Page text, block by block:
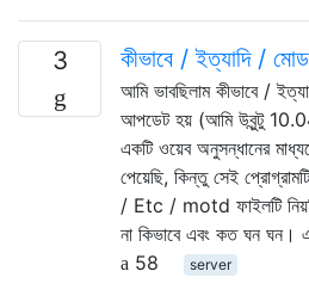
3 কীভাবে / ইত্যাদি /
আমি ভাবছিলাম কীভাবে /
আপডেট হয় (আমি উবুন্টু
একটি ওয়েব অনুসন্ধানের
পেয়েছি, কিন্তু সেই
/ Etc / motd ফাইলটি
না কিভাবে এবং কত ঘন ঘন।
58
server